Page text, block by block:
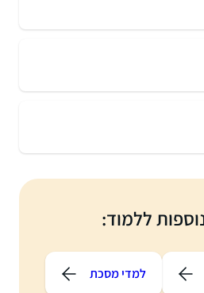
ללמוד:
למדי מסכת